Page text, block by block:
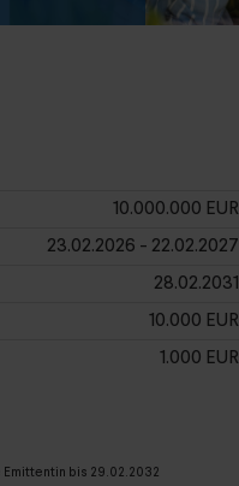
10.000.000 EUR
23.02.2026 - 22.02.2027
28.02.2031
10.000 EUR
1.000 EUR
bis 29.02.2032